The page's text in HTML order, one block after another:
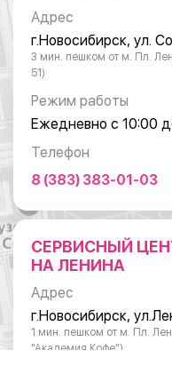
Адрес
г.Новосибирск, ул.
3 мин. пешком от м. Пл.
51)
Режим работы
Ежедневно с 10:00
Телефон
8 (383) 383-01-03
СЕРВИСНЫЙ
НА ЛЕНИНА
Адрес
г.Новосибирск,
1 мин. пешком от м. Пл.
"Академия Кофе")